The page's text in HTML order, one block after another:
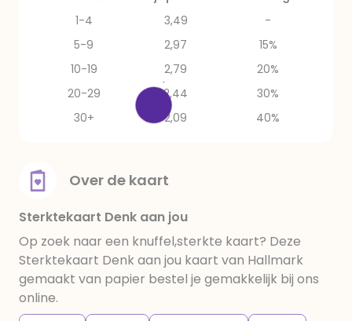
1-4
3,49
-
5-9
2,97
15%
10-19
2,79
20%
20-29
2,44
30%
30+
2,09 40%
Over de kaart
Sterktekaart Denk aan jou
Op zoek naar een knuffel,sterkte kaart? Deze
Sterktekaart Denk aan jou kaart van Hallmark
gemaakt van papier bestel je gemakkelijk bij ons
online.